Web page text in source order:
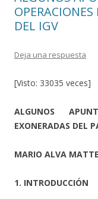
DEL IGV
Deja una respuesta
[Visto: 33035 veces]
ALGUNOS
EXONERADAS DEL
MARIO ALVA
1. INTRODUCCIÓN